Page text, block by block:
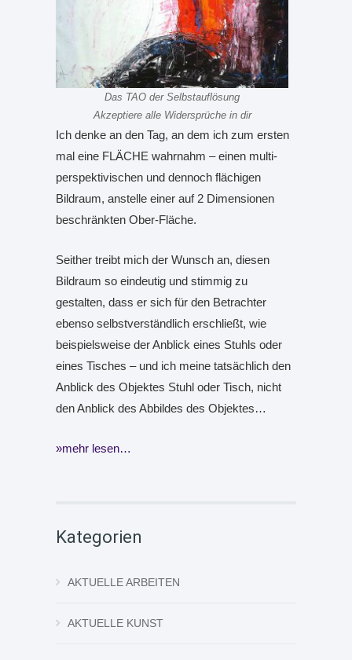
Das TAO der Selbstauflösung
Akzeptiere alle Widersprüche in dir
Ich denke an den Tag, an dem ich zum ersten
mal eine FLÄCHE wahrnahm – einen multi-
perspektivischen und dennoch flächigen
Bildraum, anstelle einer auf 2 Dimensionen
beschränkten Ober-Fläche.
Seither treibt mich der Wunsch an, diesen
Bildraum so eindeutig und stimmig zu
gestalten, dass er sich für den Betrachter
ebenso selbstverständlich erschließt, wie
beispielsweise der Anblick eines Stuhls oder
eines Tisches – und ich meine tatsächlich den
Anblick des Objektes Stuhl oder Tisch, nicht
den Anblick des Abbildes des Objektes…
mehr lesen…
Kategorien
AKTUELLE ARBEITEN
AKTUELLE KUNST